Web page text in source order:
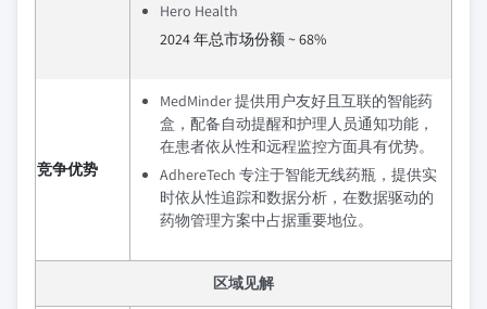
Hero Health
2024 年总市场份额 ~ 68%
竞争优势
MedMinder 提供用户友好且互联的智能药
盒，配备自动提醒和护理人员通知功能，
在患者依从性和远程监控方面具有优势。
AdhereTech 专注于智能无线药瓶，提供实
时依从性追踪和数据分析，在数据驱动的
药物管理方案中占据重要地位。
区域见解